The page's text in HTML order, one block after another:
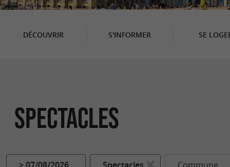
DÉCOUVRIR S'INFORMER SE
Spectacles